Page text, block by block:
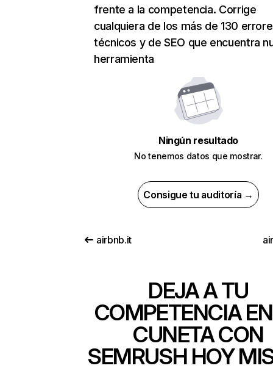
frente a la competencia. Corrige
cualquiera de los más de 130
técnicos y de SEO que encuentra
herramienta
Ningún resultado
No tenemos datos que mostrar.
Consigue tu auditoría →
airbnb.it
DEJA A TU
COMPETENCIA
CUNETA CON
SEMRUSH HOY